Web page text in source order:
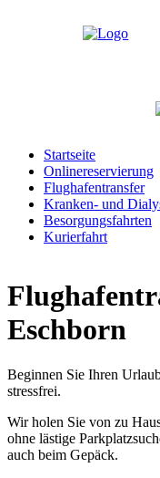
Startseite
Onlinereservierung
Flughafentransfer
Kranken- und
Besorgungsfahrten
Kurierfahrt
Eschborn
Beginnen Sie Ihren
stressfrei.
Wir holen Sie von zu
ohne lästige
auch beim Gepäck.